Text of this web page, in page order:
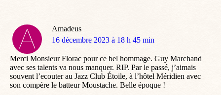
Amadeus
dit
16 décembre 2023 à 18 h 45 min
Merci Monsieur Florac pour ce bel hommage. Guy Marchand
avec ses talents va nous manquer. RIP. Par le passé, j’aimais
souvent l’ecouter au Jazz Club Étoile, à l’hôtel Méridien avec
son compère le batteur Moustache. Belle époque !